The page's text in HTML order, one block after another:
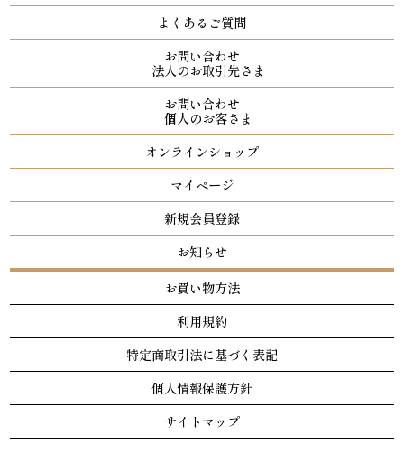
よくあるご質問
お問い合わせ
法人のお取引先さま
お問い合わせ
個人のお客さま
オンラインショップ
マイページ
新規会員登録
お知らせ
お買い物方法
利用規約
特定商取引法に基づく表記
個人情報保護方針
サイトマップ